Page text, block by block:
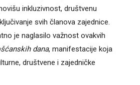
inkluzivnost, društvenu
svih članova zajednice.
je naglasilo važnost ovakvih
dana, manifestacije koja
društvene i zajedničke